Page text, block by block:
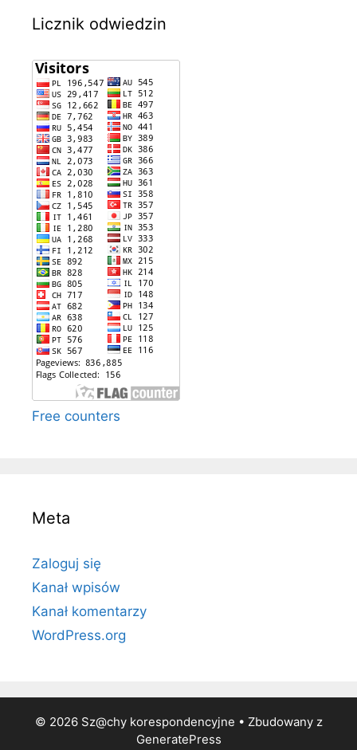
Licznik odwiedzin
Free counters
Meta
Zaloguj się
Kanał wpisów
Kanał komentarzy
WordPress.org
© 2026 Sz@chy korespondencyjne • Zbudowany z
GeneratePress